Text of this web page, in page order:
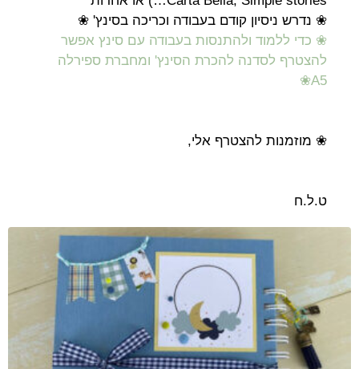
❀ נדרש ניסיון קודם בעבודה וכריכה בסינץ' ❀
❀ כדי ללמוד ולהתנסות בעבודה עם סינץ אפשר
להצטרף לסדנה להכרת הסינץ' ומחברת ספירלה
A5❀
❀ מוזמנות להצטרף אלי,
ט.ל.ח